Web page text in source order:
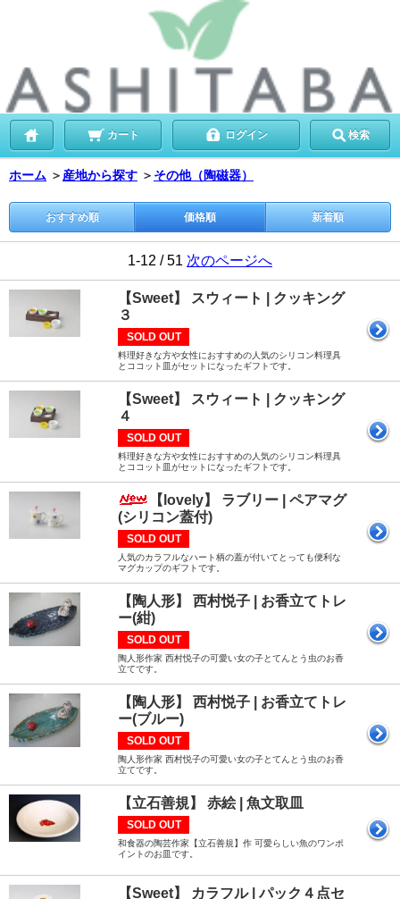
カート ログイン 検索
ホーム ＞ 産地から探す ＞ その他（陶磁器）
おすすめ順 価格順 新着順
1-12 / 51 次のページへ
【Sweet】 スウィート | クッキング
３
SOLD OUT
料理好きな方や女性におすすめの人気のシリコン料理具
とココット皿がセットになったギフトです。
【Sweet】 スウィート | クッキング
４
SOLD OUT
料理好きな方や女性におすすめの人気のシリコン料理具
とココット皿がセットになったギフトです。
【lovely】 ラブリー | ペアマグ
(シリコン蓋付)
SOLD OUT
人気のカラフルなハート柄の蓋が付いてとっても便利な
マグカップのギフトです。
【陶人形】 西村悦子 | お香立てトレ
ー(紺)
SOLD OUT
陶人形作家 西村悦子の可愛い女の子とてんとう虫のお香
立てです。
【陶人形】 西村悦子 | お香立てトレ
ー(ブルー)
SOLD OUT
陶人形作家 西村悦子の可愛い女の子とてんとう虫のお香
立てです。
【立石善規】 赤絵 | 魚文取皿
SOLD OUT
和食器の陶芸作家【立石善規】作 可愛らしい魚のワンポ
イントのお皿です。
【Sweet】 カラフル | パック４点セ